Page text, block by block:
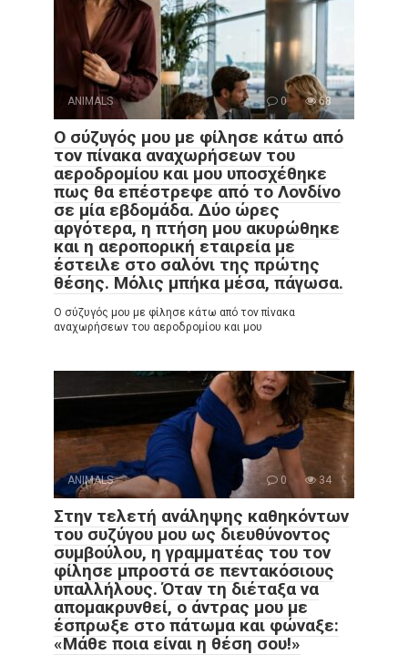
ANIMALS 0 68
Ο σύζυγός μου με φίλησε κάτω από
τον πίνακα αναχωρήσεων του
αεροδρομίου και μου υποσχέθηκε
πως θα επέστρεφε από το Λονδίνο
σε μία εβδομάδα. Δύο ώρες
αργότερα, η πτήση μου ακυρώθηκε
και η αεροπορική εταιρεία με
έστειλε στο σαλόνι της πρώτης
θέσης. Μόλις μπήκα μέσα, πάγωσα.
Ο σύζυγός μου με φίλησε κάτω από τον πίνακα
αναχωρήσεων του αεροδρομίου και μου
ANIMALS 0 34
Στην τελετή ανάληψης καθηκόντων
του συζύγου μου ως διευθύνοντος
συμβούλου, η γραμματέας του τον
φίλησε μπροστά σε πεντακόσιους
υπαλλήλους. Όταν τη διέταξα να
απομακρυνθεί, ο άντρας μου με
έσπρωξε στο πάτωμα και φώναξε:
«Μάθε ποια είναι η θέση σου!»